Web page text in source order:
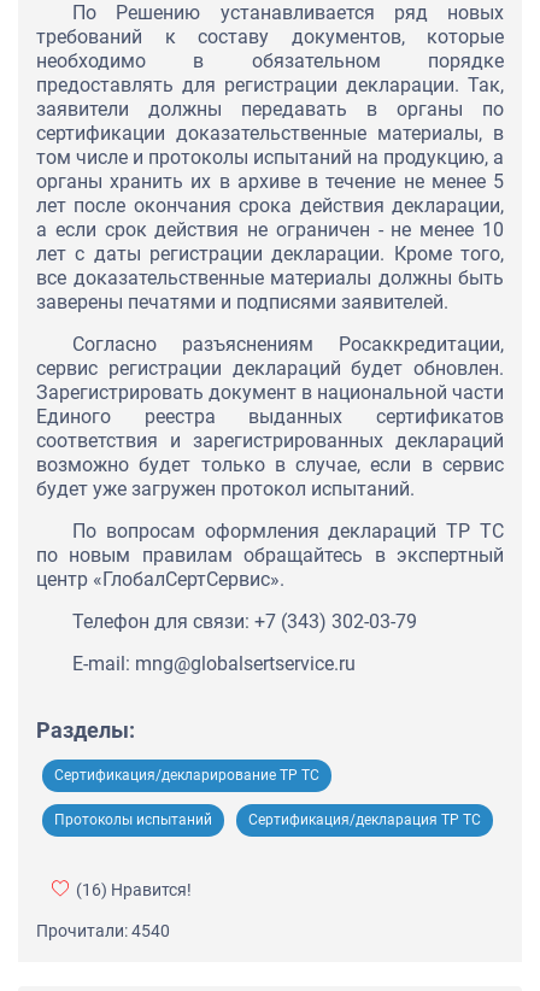
По Решению устанавливается ряд новых
требований к составу документов, которые
необходимо в обязательном порядке
предоставлять для регистрации декларации. Так,
заявители должны передавать в органы по
сертификации доказательственные материалы, в
том числе и протоколы испытаний на продукцию, а
органы хранить их в архиве в течение не менее 5
лет после окончания срока действия декларации,
а если срок действия не ограничен - не менее 10
лет с даты регистрации декларации. Кроме того,
все доказательственные материалы должны быть
заверены печатями и подписями заявителей.
Согласно разъяснениям Росаккредитации,
сервис регистрации деклараций будет обновлен.
Зарегистрировать документ в национальной части
Единого реестра выданных сертификатов
соответствия и зарегистрированных деклараций
возможно будет только в случае, если в сервис
будет уже загружен протокол испытаний.
По вопросам оформления деклараций ТР ТС
по новым правилам обращайтесь в экспертный
центр «ГлобалСертСервис».
Телефон для связи: +7 (343) 302-03-79
E-mail: mng@globalsertservice.ru
Разделы:
Сертификация/декларирование ТР ТС
Протоколы испытаний Сертификация/декларация ТР ТС
(16) Нравится!
Прочитали: 4540